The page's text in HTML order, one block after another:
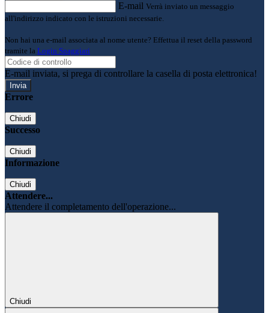
E-mail Verrà inviato un messaggio
all'indirizzo indicato con le istruzioni necessarie.
Non hai una e-mail associata al nome utente? Effettua il reset della password
tramite la Login Spaggiari
E-mail inviata, si prega di controllare la casella di posta elettronica!
Errore
Chiudi
Successo
Chiudi
Informazione
Chiudi
Attendere...
Attendere il completamento dell'operazione...
Chiudi